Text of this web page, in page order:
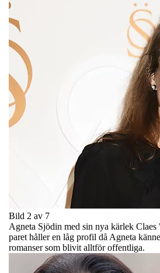
Bild 2 av 7
Agneta Sjödin med sin nya kärlek
paret håller en låg profil då Agneta
romanser som blivit alltför offentliga.